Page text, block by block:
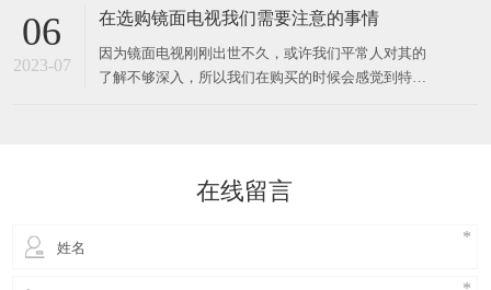
内使用的电视，可以选择防水镜面电视，对于室外使
视会防水呢？ 电视之所以可以防水，是因为电视的内
部构造和
06
2023-07
在选购镜面电视我们需要注意的事情
因为镜面电视刚刚出世不久，或许我们平常人对其的
了解不够深入，所以我们在购买的时候会感觉到特别
商他们的实力会更好，在线留言